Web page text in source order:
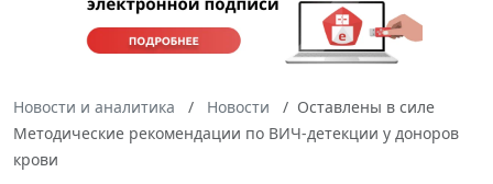
Новости и аналитика Новости
Оставлены в силе
Методические рекомендации по ВИЧ-детекции у доноров
крови